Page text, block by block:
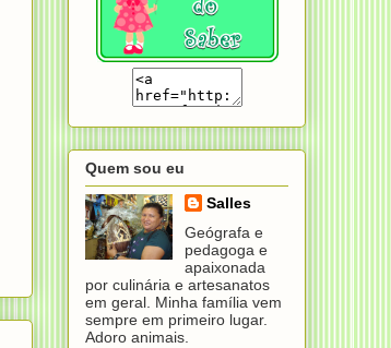
Quem sou eu
Salles
Geógrafa e
pedagoga e
apaixonada
por culinária e artesanatos
em geral. Minha família vem
sempre em primeiro lugar.
Adoro animais.